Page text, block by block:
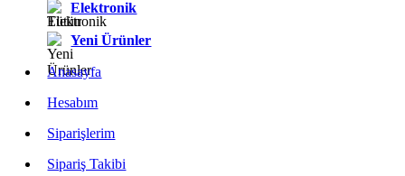
Elektronik
Yeni Ürünler
Anasayfa
Hesabım
Siparişlerim
Sipariş Takibi